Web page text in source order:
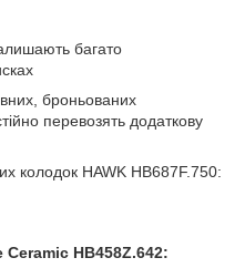
багато
броньованих
перевозять додаткову
колодок HAWK HB687F.750:
Ceramic HB458Z.642: